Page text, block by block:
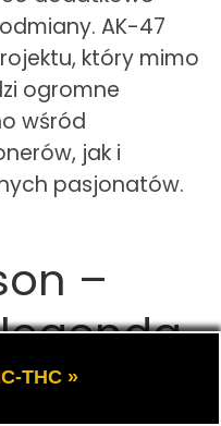
AK-47
który mimo
ogromne
wśród
jak i
pasjonatów.
–
z najbardziej
THC »